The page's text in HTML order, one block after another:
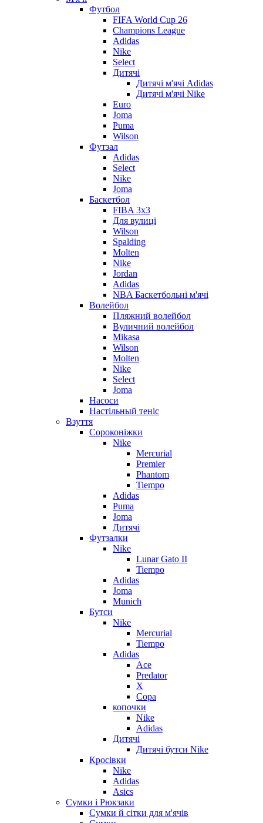
Футбол
FIFA World Cup 26
Champions League
Adidas
Nike
Select
Дитячі
Дитячі м'ячі Adidas
Дитячі м'ячі Nike
Euro
Joma
Puma
Wilson
Футзал
Adidas
Select
Nike
Joma
Баскетбол
FIBA 3x3
Для вулиці
Wilson
Spalding
Molten
Nike
Jordan
Adidas
NBA Баскетбольні м'ячі
Волейбол
Пляжний волейбол
Вуличний волейбол
Mikasa
Wilson
Molten
Nike
Select
Joma
Насоси
Настільный теніс
Взуття
Сороконіжки
Nike
Mercurial
Premier
Phantom
Tiempo
Adidas
Puma
Joma
Дитячі
Футзалки
Nike
Lunar Gato II
Tiempo
Adidas
Joma
Munich
Бутси
Nike
Mercurial
Tiempo
Adidas
Ace
Predator
X
Copa
копочки
Nike
Adidas
Дитячі
Дитячі бутси Nike
Кросівки
Nike
Adidas
Asics
Сумки і Рюкзаки
Сумки й сітки для м'ячів